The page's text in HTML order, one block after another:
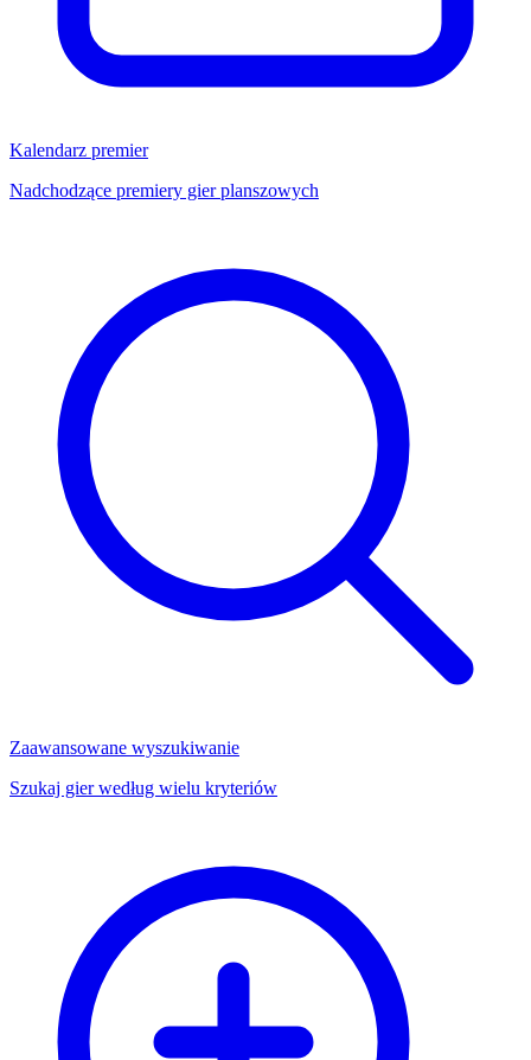
Kalendarz premier
Nadchodzące premiery gier planszowych
Zaawansowane wyszukiwanie
Szukaj gier według wielu kryteriów